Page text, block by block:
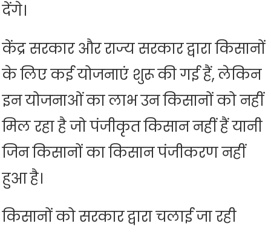
देंगे।
केंद्र सरकार और राज्य सरकार द्वारा किसानों
के लिए कई योजनाएं शुरू की गई हैं, लेकिन
इन योजनाओं का लाभ उन किसानों को नहीं
मिल रहा है जो पंजीकृत किसान नहीं हैं यानी
जिन किसानों का किसान पंजीकरण नहीं
हुआ है।
किसानों को सरकार द्वारा चलाई जा रही